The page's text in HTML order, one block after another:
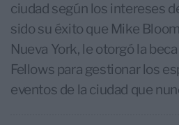
ciudad según los intereses
sido su éxito que Mike
Nueva York, le otorgó la
Fellows para gestionar los
eventos de la ciudad que